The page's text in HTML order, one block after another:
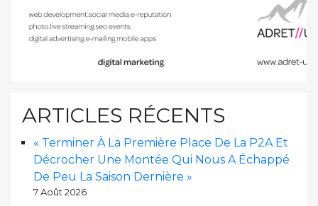
ARTICLES RÉCENTS
« Terminer À La Première Place De La P2A Et
Décrocher Une Montée Qui Nous A Échappé
De Peu La Saison Dernière »
7 Août 2026